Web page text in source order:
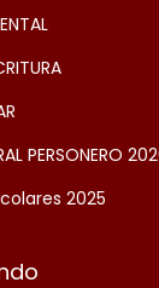
PERSONERO
2025